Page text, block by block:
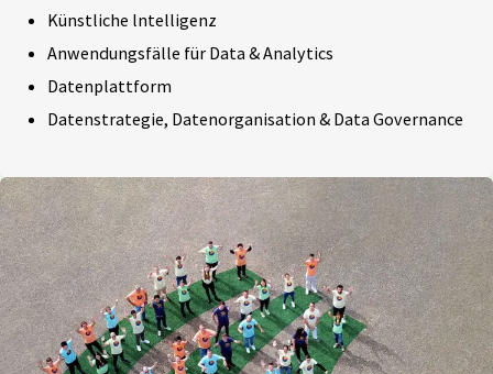
Künstliche lntelligenz
Anwendungsfälle für Data & Analytics
Datenplattform
Datenstrategie, Datenorganisation & Data Governance